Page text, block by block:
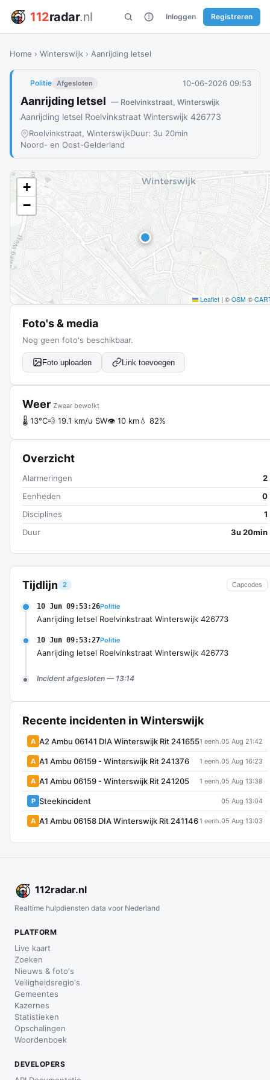
112radar.nl Inloggen Registreren
Home › Winterswijk › Aanrijding letsel
Politie Afgesloten 10-06-2026 09:53
Aanrijding letsel — Roelvinkstraat, Winterswijk
Aanrijding letsel Roelvinkstraat Winterswijk 426773
Roelvinkstraat, WinterswijkDuur: 3u 20min
Noord- en Oost-Gelderland
Tijdlijn 2 Capcodes
10 Jun 09:53:26Politie
Aanrijding letsel Roelvinkstraat Winterswijk 426773
10 Jun 09:53:27Politie
Aanrijding letsel Roelvinkstraat Winterswijk 426773
Incident afgesloten — 13:14
Recente incidenten in Winterswijk
A A2 Ambu 06141 DIA Winterswijk Rit 2416551 eenh.05 Aug 21:42
A A1 Ambu 06159 - Winterswijk Rit 241376 1 eenh.05 Aug 16:23
A A1 Ambu 06159 - Winterswijk Rit 241205 1 eenh.05 Aug 13:38
P Steekincident 05 Aug 13:04
A A1 Ambu 06158 DIA Winterswijk Rit 2411461 eenh.05 Aug 13:03
+
−
Leaflet | © OSM ©
Foto's & media
Nog geen foto's beschikbaar.
Foto uploaden Link toevoegen
Weer Zwaar bewolkt
🌡 13°C💨 19.1 km/u SW👁 10 km💧 82%
Overzicht
Alarmeringen
2
Eenheden
0
Disciplines
1
Duur
3u 20min
112radar.nl
Realtime hulpdiensten data voor Nederland
PLATFORM
Live kaart
Zoeken
Nieuws & foto's
Veiligheidsregio's
Gemeentes
Kazernes
Statistieken
Opschalingen
Woordenboek
DEVELOPERS